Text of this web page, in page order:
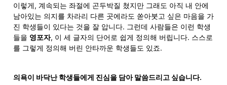
이렇게, 계속되는 좌절에 곤두박질 쳤지만 그래도 아직 내 안에
남아있는 의지를 차라리 다른 곳에라도 쏟아붓고 싶은 마음을 가
진 학생들이 있다는 것을 잘 압니다. 그런데 사람들은 이런 학생
들을 영포자, 이 세 글자의 단어로 쉽게 정의해 버립니다. 스스로
를 그렇게 정의해 버린 안타까운 학생들도 있죠.
의욕이 바닥난 학생들에게 진심을 담아 말씀드리고 싶습니다.